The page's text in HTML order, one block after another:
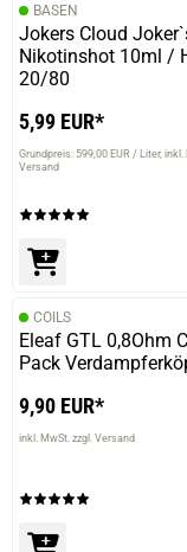
14.01.2021 — via
Ronny B.
Ich liebe dieses
15.07.2020 — via
Berit D.
Nicht mein
Thomas H.
verifizierter
durch :-)
BASEN
Jokers Cloud
Nikotinshot 10ml /
20/80
5,99 EUR*
Grundpreis: 599,00 EUR / Liter inkl.
Versand
COILS
Eleaf GTL 0,8Ohm
Pack
9,90 EUR*
inkl. MwSt. zzgl. Versand